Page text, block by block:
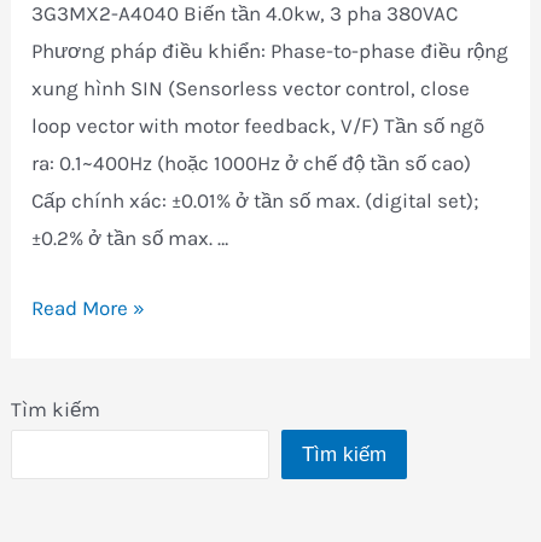
Tìm kiếm
Tìm kiếm
3G3MX2-A4040 Biến tần 4.0kw, 3 pha 380VAC
Phương pháp điều khiển: Phase-to-phase điều rộng
xung hình SIN (Sensorless vector control, close
loop vector with motor feedback, V/F) Tần số ngõ
ra: 0.1~400Hz (hoặc 1000Hz ở chế độ tần số cao)
Cấp chính xác: ±0.01% ở tần số max. (digital set);
±0.2% ở tần số max. …
3G3MX2-
Read More »